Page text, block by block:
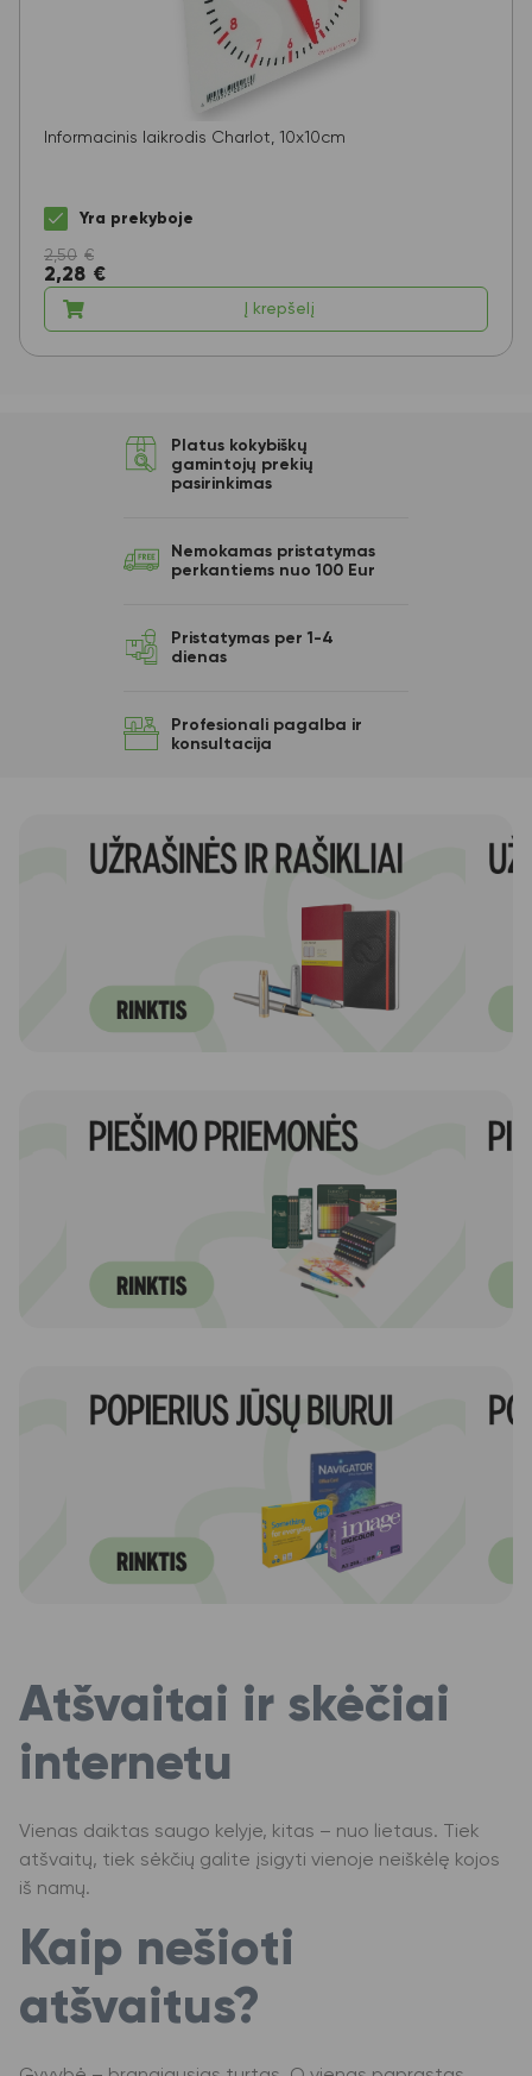
Informacinis laikrodis Charlot, 10x10cm
Yra prekyboje
2,50 €
2,28 €
Į krepšelį
Platus kokybiškų
gamintojų prekių
pasirinkimas
Nemokamas pristatymas
perkantiems nuo 100 Eur
Pristatymas per 1-4
dienas
Profesionali pagalba ir
konsultacija
Atšvaitai ir skėčiai
internetu
Vienas daiktas saugo kelyje, kitas – nuo lietaus. Tiek
atšvaitų, tiek sėkčių galite įsigyti vienoje neiškėlę kojos
iš namų.
Kaip nešioti
atšvaitus?